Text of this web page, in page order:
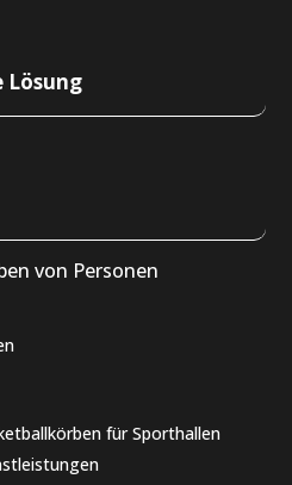
Lösung
von Personen
für Sporthallen